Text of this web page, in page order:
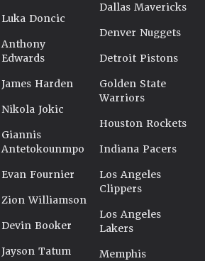
Luka Doncic
Anthony
Edwards
James Harden
Nikola Jokic
Giannis
Antetokounmpo
Evan Fournier
Zion Williamson
Devin Booker
Jayson Tatum
Dallas Mavericks
Denver Nuggets
Detroit Pistons
Golden State
Warriors
Houston Rockets
Indiana Pacers
Los Angeles
Clippers
Los Angeles
Lakers
Memphis